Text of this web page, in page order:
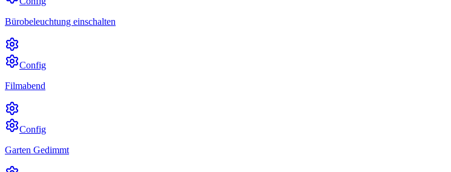
Bürobeleuchtung einschalten
Config
Filmabend
Config
Garten Gedimmt